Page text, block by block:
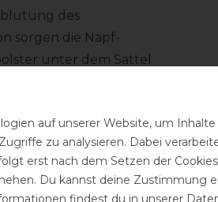
des
sorgen die Napf-
unter dem Sattel
Anpassung an
besitzt, desto
gleichmäßig zu
auf unserer Website, um
zu analysieren. Dabei
erst nach dem Setzen der
Du kannst deine Zustimmung
findest du in unserer